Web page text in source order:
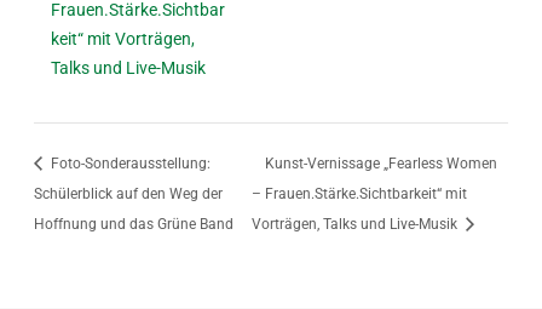
Frauen.Stärke.Sichtbar
keit“ mit Vorträgen,
Talks und Live-Musik
Foto-Sonderausstellung:
Schülerblick auf den Weg der
Hoffnung und das Grüne Band
Kunst-Vernissage „Fearless Women
– Frauen.Stärke.Sichtbarkeit“ mit
Vorträgen, Talks und Live-Musik